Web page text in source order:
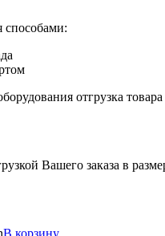
способами:
отгрузка
Вашего заказа в
В корзину